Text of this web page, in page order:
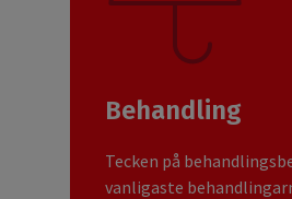
Behandling
Tecken på
vanligaste